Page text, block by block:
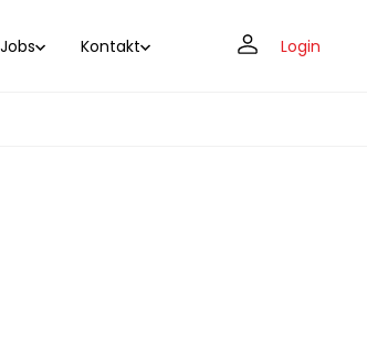
Jobs Kontakt Login